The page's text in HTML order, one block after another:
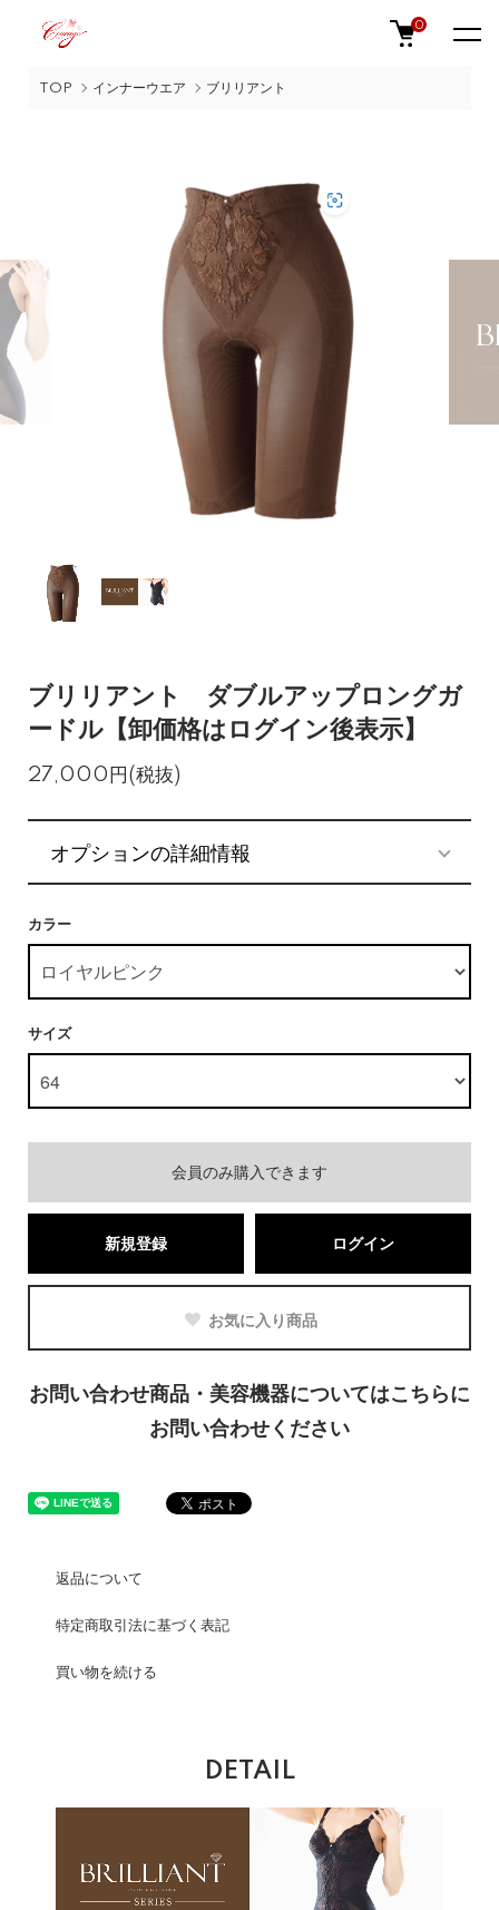
0
TOP インナーウエア ブリリアント
ブリリアント ダブルアップロングガ
ードル【卸価格はログイン後表示】
27,000円(税抜)
オプションの詳細情報
カラー
サイズ
会員のみ購入できます
新規登録 ログイン
お気に入り商品
お問い合わせ商品・美容機器についてはこちらに
お問い合わせください
返品について
特定商取引法に基づく表記
買い物を続ける
DETAIL